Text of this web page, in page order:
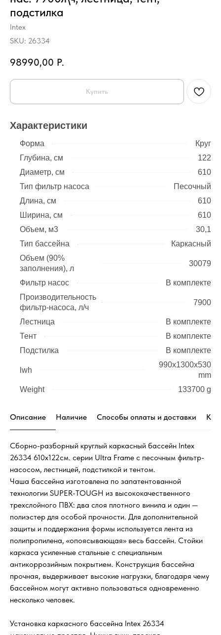
подстилка
Intex
SKU: 26334
98990,00 Р.
Купить
Характеристики
Форма
Круг
Глубина, см
122
Диаметр, см
610
Тип фильтр насоса
Песочный
Длина, см
610
Ширина, см
610
Объем, м3
30,1
Тип бассейна
Каркасный
Объем (90%
заполнения), л
30079
Фильтр насос
В комплекте
Производительность
фильтр-насоса, л/ч
7900
Лестница
В комплекте
Тент
В комплекте
Подстилка
В комплекте
lwh
990x1300x530
mm
Weight
133700 g
Описание Наличие Способы оплаты и доставки
Сборно-разборный круглый каркасный бассейн Intex
26334 610х122см. серии Ultra Frame с песочным фильтр-
насосом, лестницей, подстилкой и тентом.
Чаша бассейна изготовлена по запатентованной
технологии SUPER-TOUGH из высококачественного
трехслойного ПВХ: два слоя плотного винила и один —
полиэстер для особой прочности. Для дополнительной
защиты и поддержания формы используется лента из
полипропилена, «опоясывающая» весь бассейн. Стойки
каркаса усиленные стальные с специальным
антикоррозийным покрытием. Конструкция бассейна
прочная, выдерживает высокие нагрузки, благодаря чему
бассейном могут активно пользоваться одновременно
несколько человек.
Установка каркасного бассейна Intex 26334